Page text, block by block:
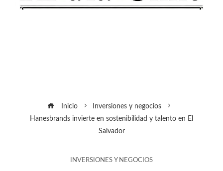
Inicio
Inversiones y negocios
Hanesbrands invierte en sostenibilidad y talento en El
Salvador
INVERSIONES Y NEGOCIOS